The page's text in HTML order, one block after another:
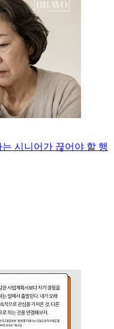
시니어가 끊어야 할 행